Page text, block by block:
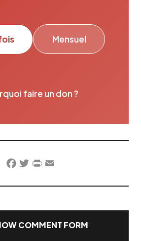
Mensuel
faire un don ?
Facebook
TwitterPrintFriendly
Email
COMMENT FORM